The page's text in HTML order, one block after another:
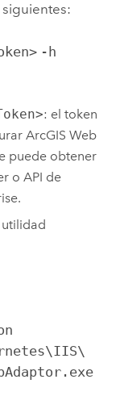
-h
: el token
ArcGIS Web
puede obtener
oAPI de
.
utilidad